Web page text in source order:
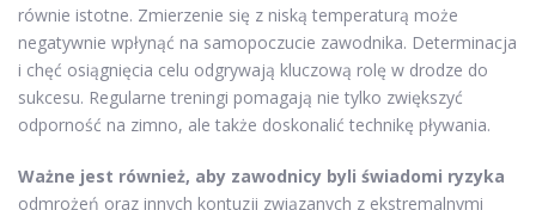
równie istotne. Zmierzenie się z niską temperaturą może
negatywnie wpłynąć na samopoczucie zawodnika. Determinacja
i chęć osiągnięcia celu odgrywają kluczową rolę w drodze do
sukcesu. Regularne treningi pomagają nie tylko zwiększyć
odporność na zimno, ale także doskonalić technikę pływania.
Ważne jest również, aby zawodnicy byli świadomi ryzyka
odmrożeń oraz innych kontuzji związanych z ekstremalnymi